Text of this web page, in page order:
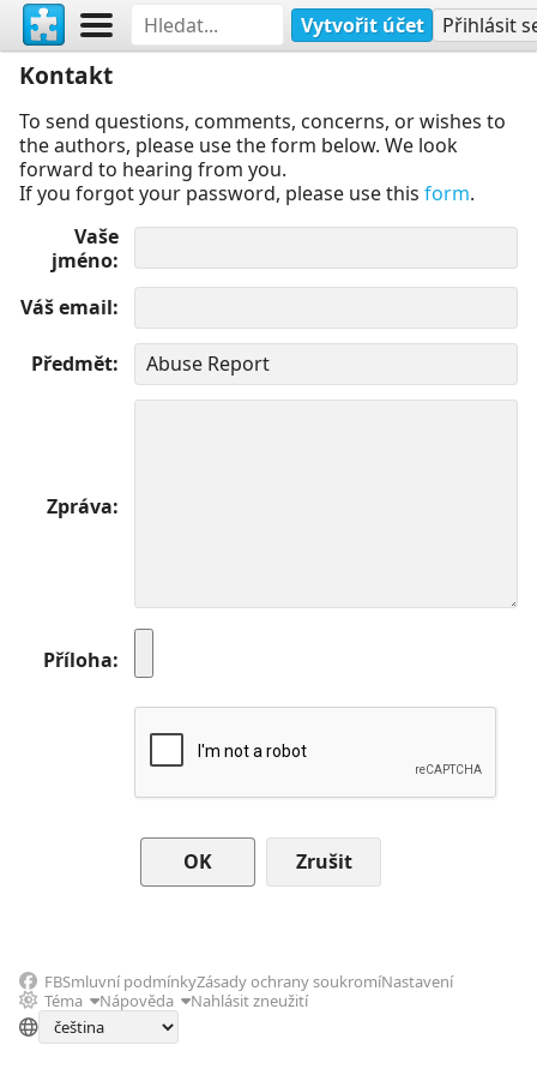
Vytvořit účet Přihlásit
Kontakt
To send questions, comments, concerns, or wishes to
the authors, please use the form below. We look
forward to hearing from you.
If you forgot your password, please use this form.
Vaše
jméno
Váš email
Předmět
Zpráva
Příloha
Zrušit
FBSmluvní podmínkyZásady ochrany soukromíNastavení
Téma
Nápověda Nahlásit zneužití